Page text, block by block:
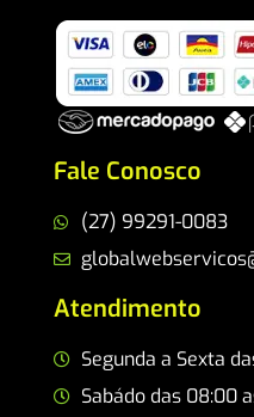
Fale Conosco
(27) 99291-0083
Atendimento
Segunda a Sexta
Sabádo das 08:00